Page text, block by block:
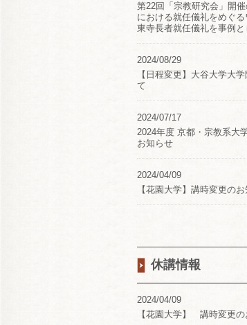
第22回「宗教研究会」開
における就任儀礼をめ
東寺長者就任儀礼を事例
2024/08/29
【日程変更】大谷大学大
て
2024/07/17
2024年度 京都・宗教系大
お知らせ
2024/04/09
【花園大学】講時変更の
休講情報
2024/04/09
【花園大学】 講時変更の